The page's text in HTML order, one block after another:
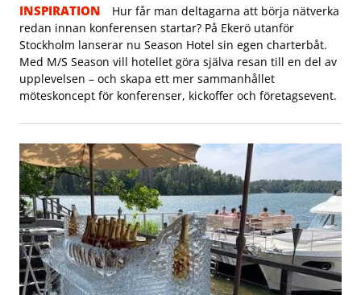
INSPIRATION
Hur får man deltagarna att börja nätverka
redan innan konferensen startar? På Ekerö utanför
Stockholm lanserar nu Season Hotel sin egen charterbåt.
Med M/S Season vill hotellet göra själva resan till en del av
upplevelsen – och skapa ett mer sammanhållet
möteskoncept för konferenser, kickoffer och företagsevent.